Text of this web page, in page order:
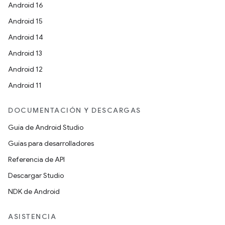
Android 16
Android 15
Android 14
Android 13
Android 12
Android 11
DOCUMENTACIÓN Y DESCARGAS
Guía de Android Studio
Guías para desarrolladores
Referencia de API
Descargar Studio
NDK de Android
ASISTENCIA